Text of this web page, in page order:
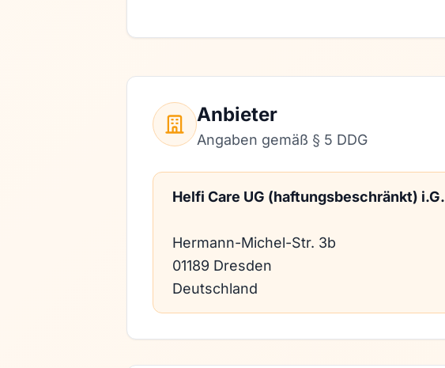
Anbieter
Angaben gemäß § 5 DDG
Helfi Care UG (haftungsbeschränkt) i.G.
Hermann-Michel-Str. 3b
01189 Dresden
Deutschland